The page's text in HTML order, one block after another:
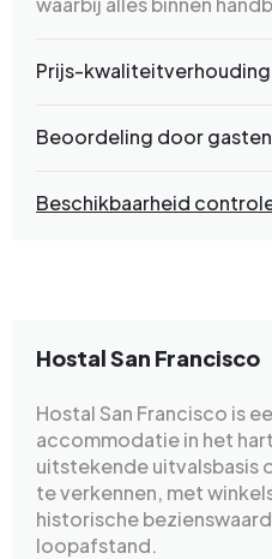
Prijs-kwaliteitverhouding
Beoordeling door gasten
Beschikbaarheid
Hostal San Francisco
Hostal San Francisco is
accommodatie in het
uitstekende uitvalsbasis
te verkennen, met
historische
loopafstand.